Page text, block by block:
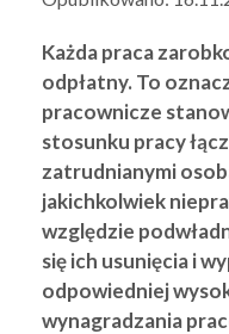
Każda praca
odpłatny. To
pracownicze
stosunku pracy
zatrudnianymi
jakichkolwiek
względzie
się ich usunięcia i
odpowiedniej
wynagradzania